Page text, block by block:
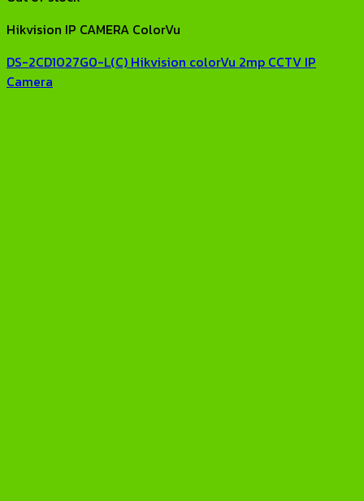
Hikvision IP CAMERA ColorVu
DS-2CD1027G0-L(C) Hikvision colorVu 2mp CCTV IP
Camera